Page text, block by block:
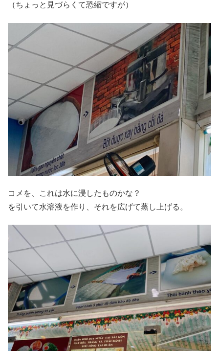
（ちょっと見づらくて恐縮ですが）
コメを、これは水に浸したものかな？
を引いて水溶液を作り、それを広げて蒸し上げる。